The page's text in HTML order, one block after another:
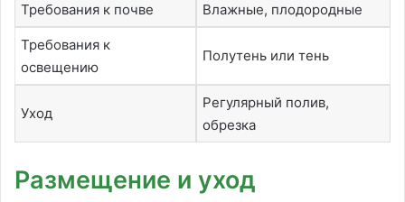
Требования к почве Влажные, плодородные
Требования к
освещению
Полутень или тень
Уход
Регулярный полив,
обрезка
Размещение и уход